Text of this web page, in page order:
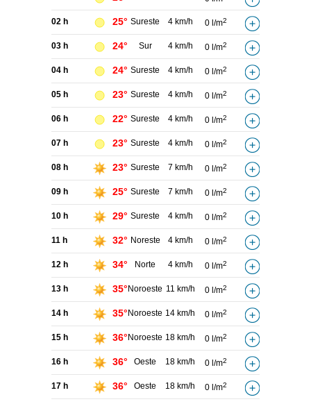
02 h 25° Sureste 4 km/h 0 l/m2
03 h 24° Sur 4 km/h 0 l/m2
04 h 24° Sureste 4 km/h 0 l/m2
05 h 23° Sureste 4 km/h 0 l/m2
06 h 22° Sureste 4 km/h 0 l/m2
07 h 23° Sureste 4 km/h 0 l/m2
08 h 23° Sureste 7 km/h 0 l/m2
09 h 25° Sureste 7 km/h 0 l/m2
10 h 29° Sureste 4 km/h 0 l/m2
11 h 32° Noreste 4 km/h 0 l/m2
12 h 34° Norte 4 km/h 0 l/m2
13 h 35° Noroeste 11 km/h 0 l/m2
14 h 35° Noroeste 14 km/h 0 l/m2
15 h 36° Noroeste 18 km/h 0 l/m2
16 h 36° Oeste 18 km/h 0 l/m2
17 h 36° Oeste 18 km/h 0 l/m2